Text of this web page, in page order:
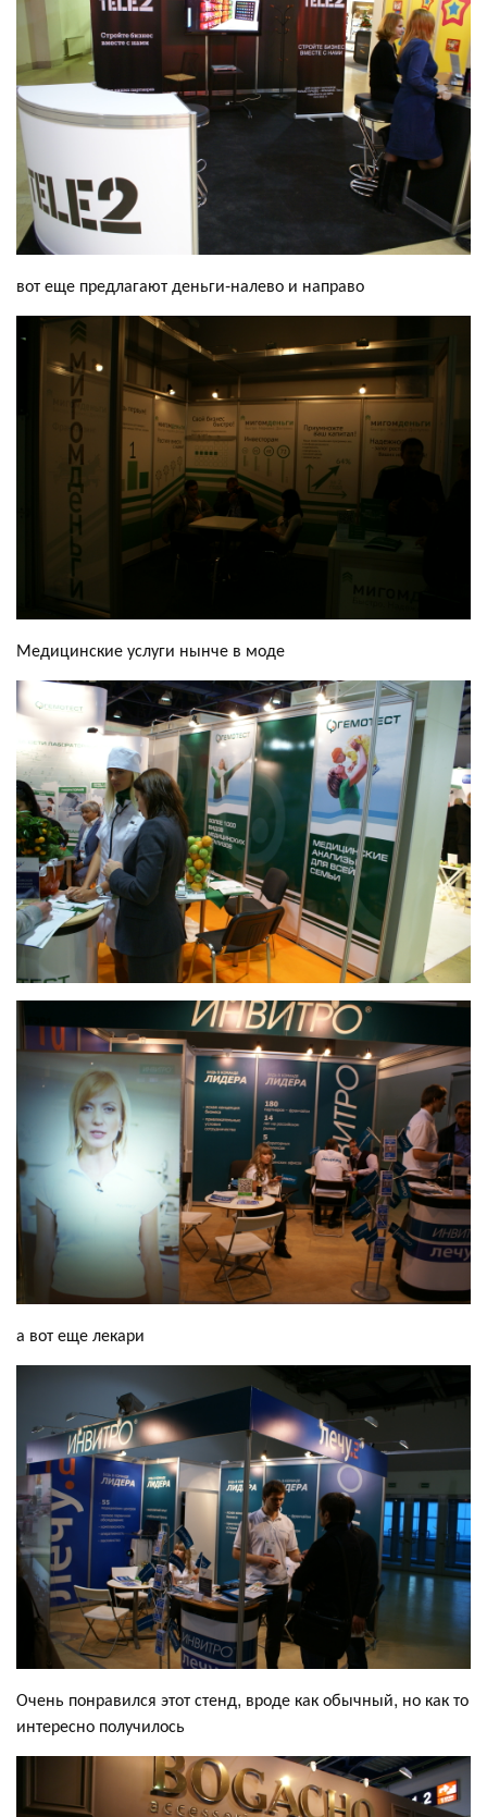
вот еще предлагают деньги-налево и направо
Медицинские услуги нынче в моде
а вот еще лекари
Очень понравился этот стенд, вроде как обычный, но как то
интересно получилось